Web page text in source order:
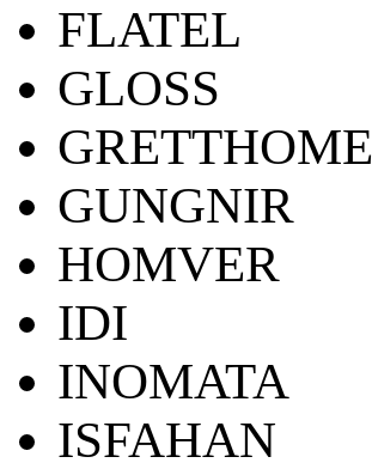
FLATEL
GLOSS
GRETTHOME
GUNGNIR
HOMVER
IDI
INOMATA
ISFAHAN